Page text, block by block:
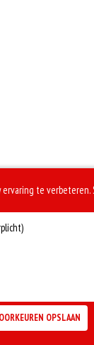
ervaring te verbeteren.
OPSLAAN